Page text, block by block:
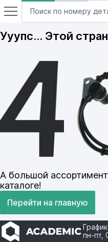
Ууупс… Этой
А большой
каталоге!
Перейти на главную
пн-пт,